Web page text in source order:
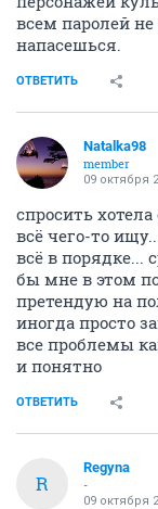
всем паролей
напасешься.
ОТВЕТИТЬ
Natalka98
member
09 октября
спросить
всё чего-то
всё в порядке...
бы мне в этом
претендую на
иногда просто
все проблемы
и понятно
ОТВЕТИТЬ
R
Regyna
-
09 октября